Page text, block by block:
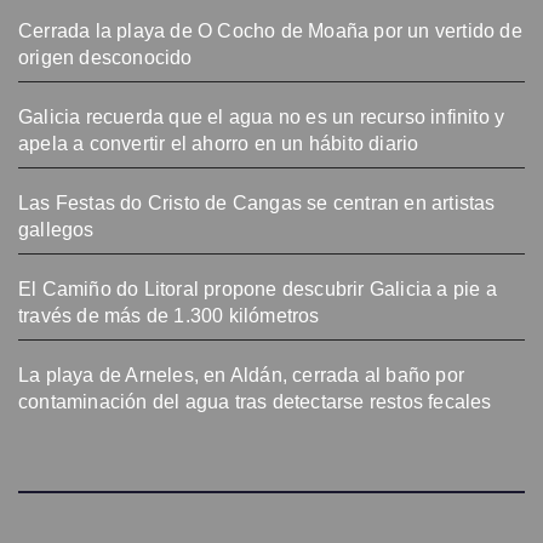
Cerrada la playa de O Cocho de Moaña por un vertido de
origen desconocido
Galicia recuerda que el agua no es un recurso infinito y
apela a convertir el ahorro en un hábito diario
Las Festas do Cristo de Cangas se centran en artistas
gallegos
El Camiño do Litoral propone descubrir Galicia a pie a
través de más de 1.300 kilómetros
La playa de Arneles, en Aldán, cerrada al baño por
contaminación del agua tras detectarse restos fecales